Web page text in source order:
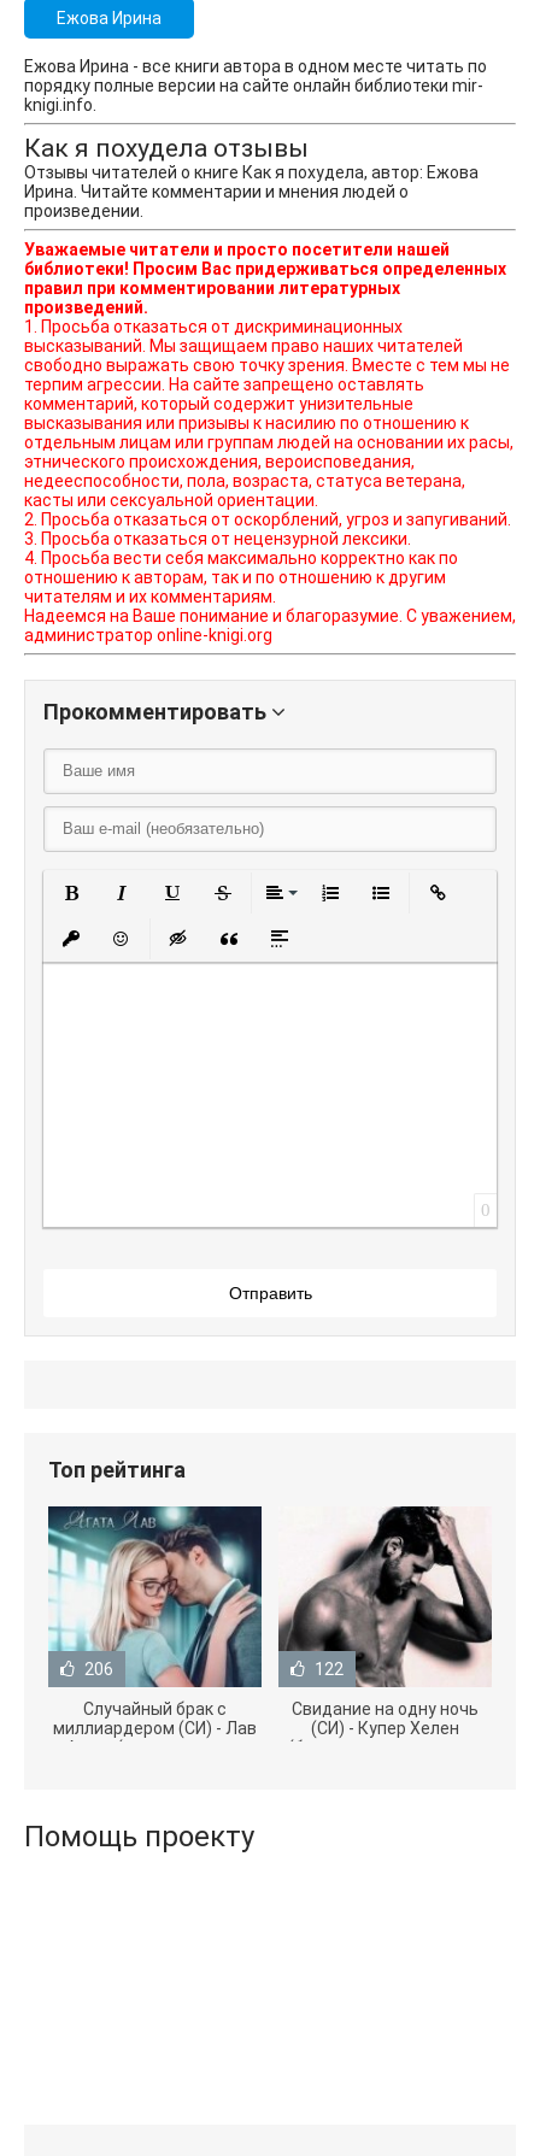
Ежова Ирина
Ежова Ирина - все книги автора в одном месте читать по
порядку полные версии на сайте онлайн библиотеки mir-
knigi.info.
Как я похудела отзывы
Отзывы читателей о книге Как я похудела, автор: Ежова
Ирина. Читайте комментарии и мнения людей о
произведении.
Уважаемые читатели и просто посетители нашей
библиотеки! Просим Вас придерживаться определенных
правил при комментировании литературных
произведений.
1. Просьба отказаться от дискриминационных
высказываний. Мы защищаем право наших читателей
свободно выражать свою точку зрения. Вместе с тем мы не
терпим агрессии. На сайте запрещено оставлять
комментарий, который содержит унизительные
высказывания или призывы к насилию по отношению к
отдельным лицам или группам людей на основании их расы,
этнического происхождения, вероисповедания,
недееспособности, пола, возраста, статуса ветерана,
касты или сексуальной ориентации.
2. Просьба отказаться от оскорблений, угроз и запугиваний.
3. Просьба отказаться от нецензурной лексики.
4. Просьба вести себя максимально корректно как по
отношению к авторам, так и по отношению к другим
читателям и их комментариям.
Надеемся на Ваше понимание и благоразумие. С уважением,
администратор online-knigi.org
Прокомментировать
Вставить защищенную ссылку
Вставить смайлик
Вставка скрытого текста
Вставка цитаты
Вставка спойлера
0
Отправить
Топ рейтинга
206
Случайный брак с
миллиардером (СИ) - Лав
Агата (полная версия
122
Свидание на одну ночь
(СИ) - Купер Хелен
(бесплатные серии книг
Помощь проекту